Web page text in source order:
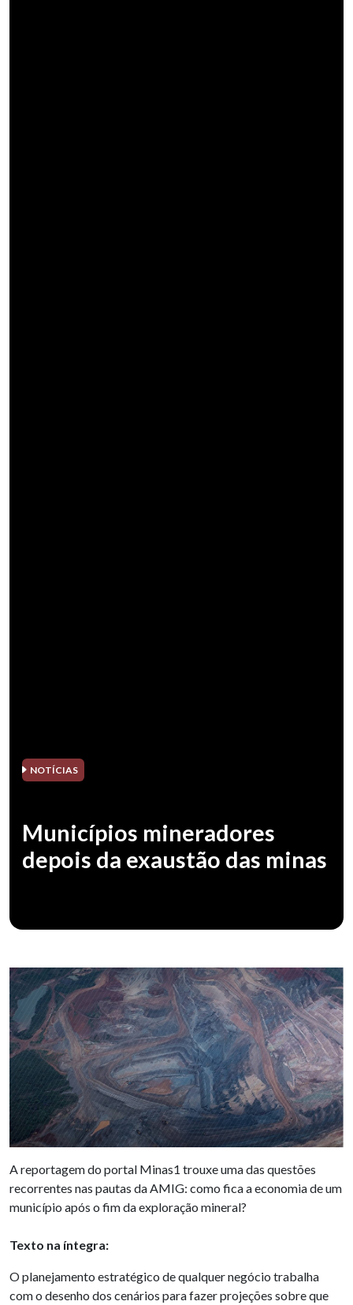
NOTÍCIAS
Municípios mineradores
depois da exaustão das minas
A reportagem do portal Minas1 trouxe uma das questões
recorrentes nas pautas da AMIG: como fica a economia de um
município após o fim da exploração mineral?
Texto na íntegra:
O planejamento estratégico de qualquer negócio trabalha
com o desenho dos cenários para fazer projeções sobre que